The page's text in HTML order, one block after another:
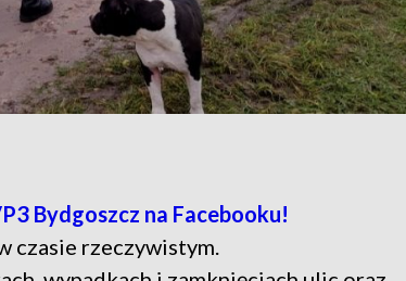
Bydgoszcz na Facebooku!
czasie rzeczywistym.